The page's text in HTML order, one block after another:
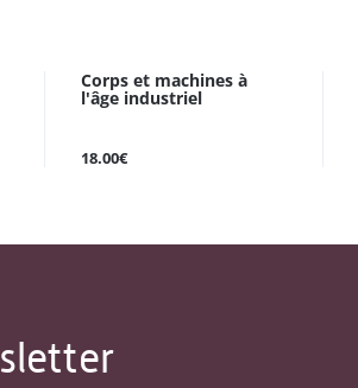
Corps et machines à
l'âge industriel
18.00€